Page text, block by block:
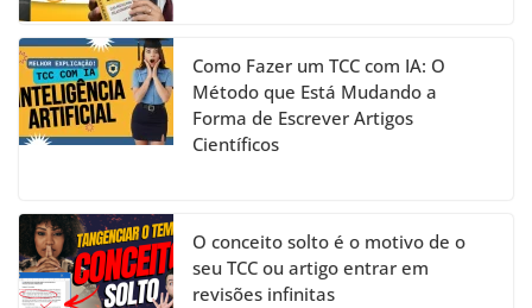
Como Fazer um TCC com IA: O
Método que Está Mudando a
Forma de Escrever Artigos
Científicos
O conceito solto é o motivo de o
seu TCC ou artigo entrar em
revisões infinitas